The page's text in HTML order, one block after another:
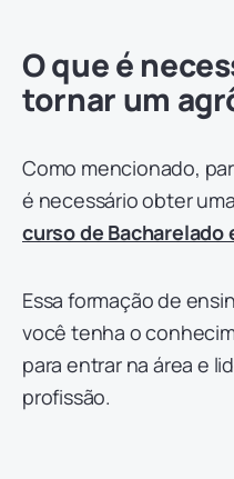
O que é
tornar um
Como mencionado,
é necessário obter
curso de Bacharelado
Essa formação de
você tenha o
para entrar na área e
profissão.